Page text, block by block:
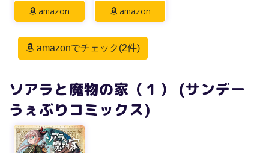
amazon
amazon
amazonでチェック(2件)
ソアラと魔物の家（１） (サンデー
うぇぶりコミックス)